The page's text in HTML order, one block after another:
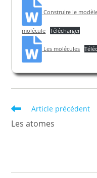
Construire le
molécule Télécharger
Les molécules
Read
articles
Article précédent
Les atomes